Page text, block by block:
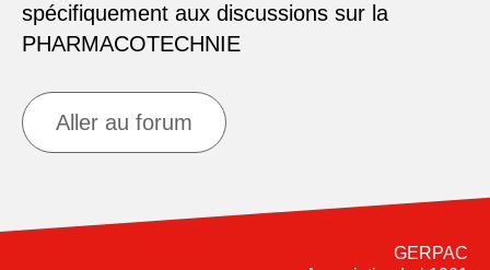
spécifiquement aux discussions sur la
PHARMACOTECHNIE
Aller au forum
GERPAC